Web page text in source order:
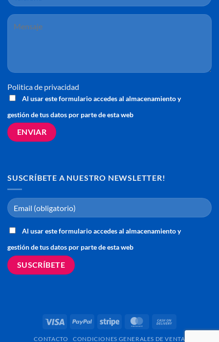
Politica de privacidad
Al usar este formulario accedes al almacenamiento y
gestión de tus datos por parte de esta web
SUSCRÍBETE A NUESTRO NEWSLETTER!
Al usar este formulario accedes al almacenamiento y
gestión de tus datos por parte de esta web
Visa PayPal Stripe MasterCard
CONTACTO CONDICIONES GENERALES DE VENTA